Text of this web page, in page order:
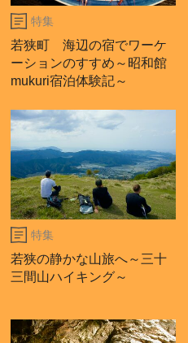
特集
若狭町 海辺の宿でワーケ
ーションのすすめ～昭和館
mukuri宿泊体験記～
特集
若狭の静かな山旅へ～三十
三間山ハイキング～